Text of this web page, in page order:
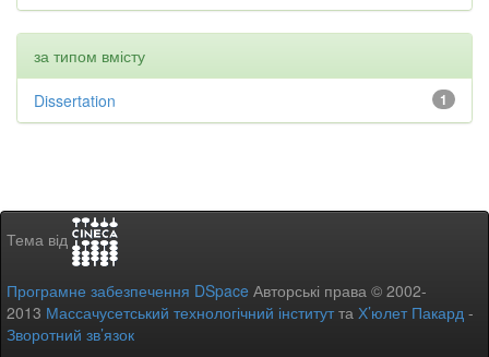
за типом вмісту
1
Dissertation
Тема від
Програмне забезпечення DSpace Авторські права © 2002-
2013 Массачусетський технологічний інститутта Х’юлет Пакард -
Зворотний зв’язок